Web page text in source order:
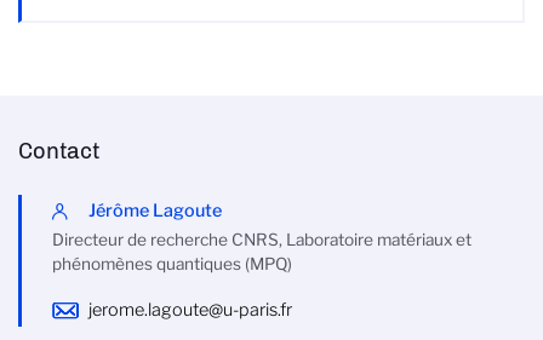
Contact
Jérôme Lagoute
Directeur de recherche CNRS, Laboratoire matériaux et
phénomènes quantiques (MPQ)
jerome.lagoute@u-paris.fr